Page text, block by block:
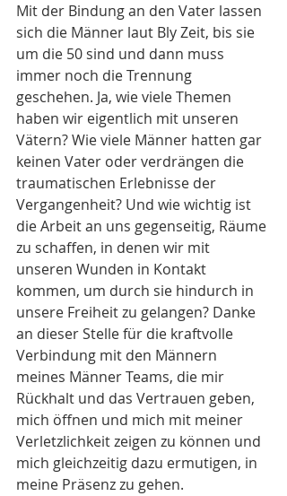
Mit der Bindung an den Vater lassen
sich die Männer laut Bly Zeit, bis sie
um die 50 sind und dann muss
immer noch die Trennung
geschehen. Ja, wie viele Themen
haben wir eigentlich mit unseren
Vätern? Wie viele Männer hatten gar
keinen Vater oder verdrängen die
traumatischen Erlebnisse der
Vergangenheit? Und wie wichtig ist
die Arbeit an uns gegenseitig, Räume
zu schaffen, in denen wir mit
unseren Wunden in Kontakt
kommen, um durch sie hindurch in
unsere Freiheit zu gelangen? Danke
an dieser Stelle für die kraftvolle
Verbindung mit den Männern
meines Männer Teams, die mir
Rückhalt und das Vertrauen geben,
mich öffnen und mich mit meiner
Verletzlichkeit zeigen zu können und
mich gleichzeitig dazu ermutigen, in
meine Präsenz zu gehen.